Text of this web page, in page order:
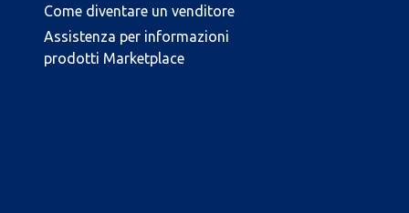
Come diventare un venditore
Assistenza per informazioni
prodotti Marketplace